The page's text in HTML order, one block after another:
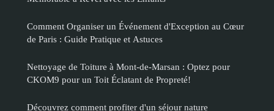
Comment Organiser un Événement d'Exception au Cœur
de Paris : Guide Pratique et Astuces
Nettoyage de Toiture à Mont-de-Marsan : Optez pour
CKOM9 pour un Toit Éclatant de Propreté!
Découvrez comment profiter d'un séjour nature